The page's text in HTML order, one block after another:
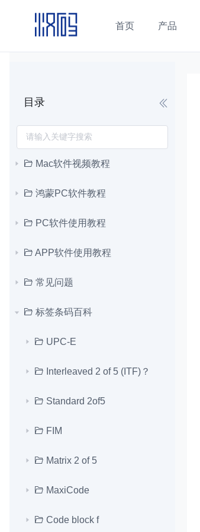
首页 产品
目录
Mac软件视频教程
鸿蒙PC软件教程
PC软件使用教程
APP软件使用教程
常见问题
标签条码百科
UPC-E
Interleaved 2 of 5 (ITF)？
Standard 2of5
FIM
Matrix 2 of 5
MaxiCode
Code block f